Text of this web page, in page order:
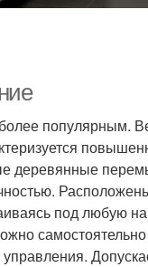
популярным.
деревянные
под любую
самостоятельно